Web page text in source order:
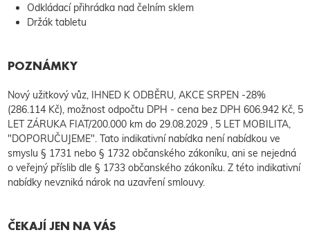
Odkládací přihrádka nad čelním sklem
Držák tabletu
POZNÁMKY
Nový užitkový vůz, IHNED K ODBĚRU, AKCE SRPEN -28%
(286.114 Kč), možnost odpočtu DPH - cena bez DPH 606.942 Kč, 5
LET ZÁRUKA FIAT/200.000 km do 29.08.2029 , 5 LET MOBILITA,
"DOPORUČUJEME". Tato indikativní nabídka není nabídkou ve
smyslu § 1731 nebo § 1732 občanského zákoníku, ani se nejedná
o veřejný příslib dle § 1733 občanského zákoníku. Z této indikativní
nabídky nevzniká nárok na uzavření smlouvy.
ČEKAJÍ JEN NA VÁS